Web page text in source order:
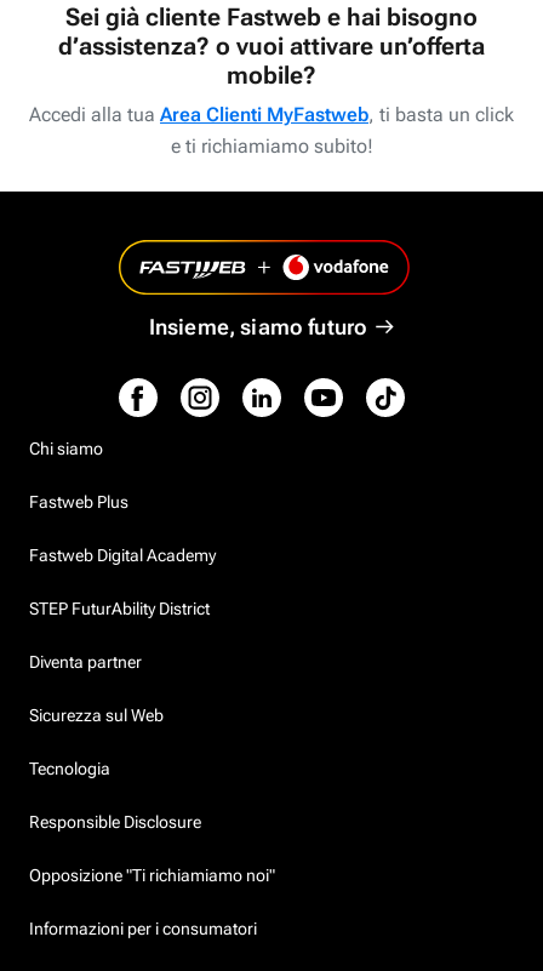
Sei già cliente Fastweb e hai bisogno
d’assistenza? o vuoi attivare un’offerta
mobile?
Accedi alla tua Area Clienti MyFastweb, ti basta un click
e ti richiamiamo subito!
Insieme, siamo futuro
Chi siamo
Fastweb Plus
Fastweb Digital Academy
STEP FuturAbility District
Diventa partner
Sicurezza sul Web
Tecnologia
Responsible Disclosure
Opposizione "Ti richiamiamo noi"
Informazioni per i consumatori